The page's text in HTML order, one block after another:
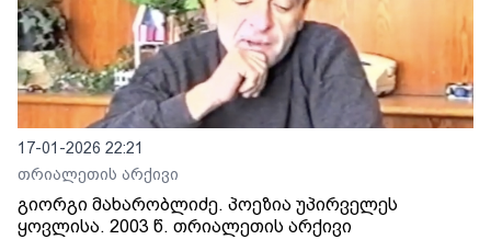
17-01-2026 22:21
თრიალეთის არქივი
გიორგი მახარობლიძე. პოეზია უპირველეს
ყოვლისა. 2003 წ. თრიალეთის არქივი